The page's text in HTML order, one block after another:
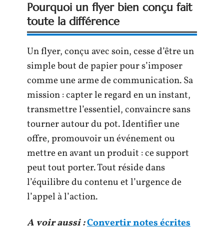
Pourquoi un flyer bien conçu fait
toute la différence
Un flyer, conçu avec soin, cesse d’être un
simple bout de papier pour s’imposer
comme une arme de communication. Sa
mission : capter le regard en un instant,
transmettre l’essentiel, convaincre sans
tourner autour du pot. Identifier une
offre, promouvoir un événement ou
mettre en avant un produit : ce support
peut tout porter. Tout réside dans
l’équilibre du contenu et l’urgence de
l’appel à l’action.
A voir aussi :Convertir notes écrites